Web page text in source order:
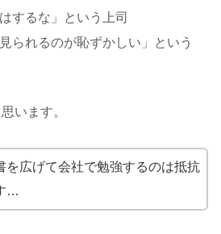
するな」という上司
られるのが恥ずかしい」という
います。
を広げて会社で勉強するのは抵抗
…